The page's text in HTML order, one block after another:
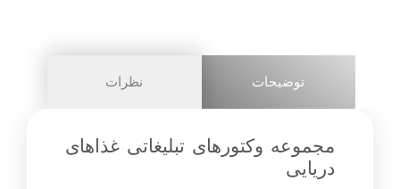
توضیحات نظرات
مجموعه وکتور‌های تبلیغاتی غذاهای
دریایی